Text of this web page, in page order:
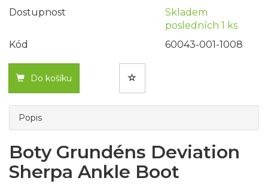
Dostupnost
Skladem
posledních 1 ks
Kód
60043-001-1008
Do košíku
Popis
Boty Grundéns Deviation
Sherpa Ankle Boot